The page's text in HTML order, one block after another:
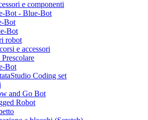
e componenti
Bot - Blue-Bot
Bot
Bot
robot
e accessori
Bot
Coding set
and Go Bot
Robot